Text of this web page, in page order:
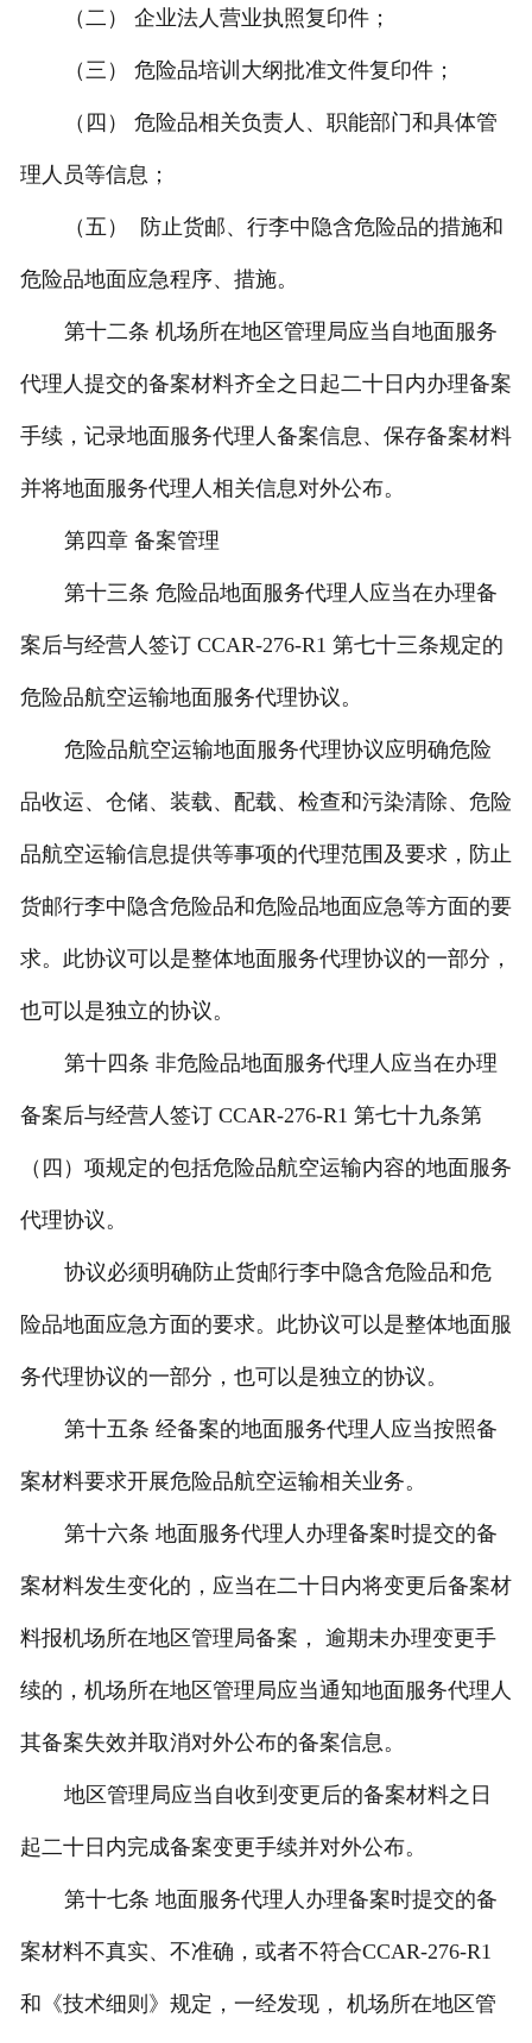
（二） 企业法人营业执照复印件；
（三） 危险品培训大纲批准文件复印件；
（四） 危险品相关负责人、职能部门和具体管
理人员等信息；
（五） 防止货邮、行李中隐含危险品的措施和
危险品地面应急程序、措施。
第十二条 机场所在地区管理局应当自地面服务
代理人提交的备案材料齐全之日起二十日内办理备案
手续，记录地面服务代理人备案信息、保存备案材料
并将地面服务代理人相关信息对外公布。
第四章 备案管理
第十三条 危险品地面服务代理人应当在办理备
案后与经营人签订 CCAR-276-R1 第七十三条规定的
危险品航空运输地面服务代理协议。
危险品航空运输地面服务代理协议应明确危险
品收运、仓储、装载、配载、检查和污染清除、危险
品航空运输信息提供等事项的代理范围及要求，防止
货邮行李中隐含危险品和危险品地面应急等方面的要
求。此协议可以是整体地面服务代理协议的一部分，
也可以是独立的协议。
第十四条 非危险品地面服务代理人应当在办理
备案后与经营人签订 CCAR-276-R1 第七十九条第
（四）项规定的包括危险品航空运输内容的地面服务
代理协议。
协议必须明确防止货邮行李中隐含危险品和危
险品地面应急方面的要求。此协议可以是整体地面服
务代理协议的一部分，也可以是独立的协议。
第十五条 经备案的地面服务代理人应当按照备
案材料要求开展危险品航空运输相关业务。
第十六条 地面服务代理人办理备案时提交的备
案材料发生变化的，应当在二十日内将变更后备案材
料报机场所在地区管理局备案， 逾期未办理变更手
续的，机场所在地区管理局应当通知地面服务代理人
其备案失效并取消对外公布的备案信息。
地区管理局应当自收到变更后的备案材料之日
起二十日内完成备案变更手续并对外公布。
第十七条 地面服务代理人办理备案时提交的备
案材料不真实、不准确，或者不符合CCAR-276-R1
和《技术细则》规定，一经发现， 机场所在地区管